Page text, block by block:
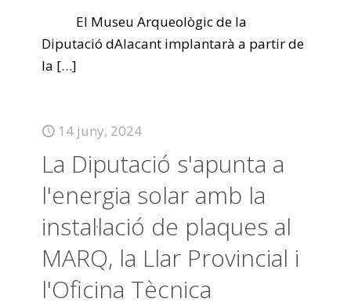
El Museu Arqueològic de la
Diputació dAlacant implantarà a partir de
la […]
14 juny, 2024
La Diputació s'apunta a
l'energia solar amb la
instal·lació de plaques al
MARQ, la Llar Provincial i
l'Oficina Tècnica